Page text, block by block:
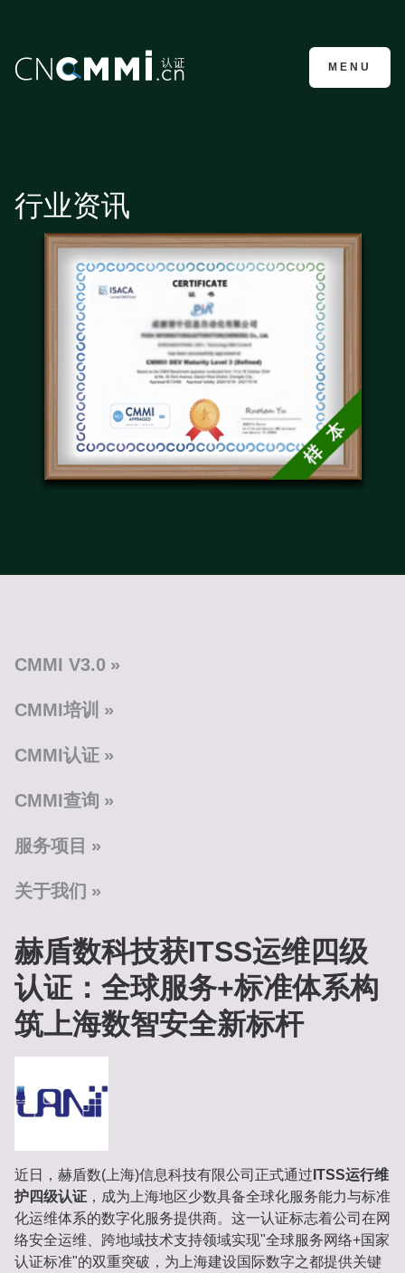
CMMI认证咨询
MENU
行业资讯
CMMI V3.0
CMMI培训
CMMI认证
CMMI查询
服务项目
关于我们
赫盾数科技获ITSS运维四级
认证：全球服务+标准体系构
筑上海数智安全新标杆
近日，赫盾数(上海)信息科技有限公司正式通过 ITSS运行维
护四级认证 ，成为上海地区少数具备全球化服务能力与标准
化运维体系的数字化服务提供商。这一认证标志着公司在网
络安全运维、跨地域技术支持领域实现"全球服务网络+国家
认证标准"的双重突破，为上海建设国际数字之都提供关键